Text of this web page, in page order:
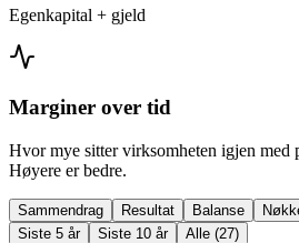
Egenkapital + gjeld
Marginer over tid
Hvor mye sitter virksomheten igjen med
Høyere er bedre.
Sammendrag Resultat Balanse
Siste 5 år
Siste 10 år Alle (27)